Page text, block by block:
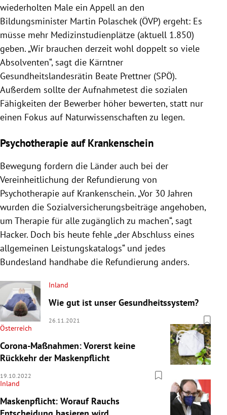
wiederholten Male ein Appell an den
Bildungsminister Martin Polaschek (ÖVP) ergeht: Es
müsse mehr Medizinstudienplätze (aktuell 1.850)
geben. „Wir brauchen derzeit wohl doppelt so viele
Absolventen“, sagt die Kärntner
Gesundheitslandesrätin Beate Prettner (SPÖ).
Außerdem sollte der Aufnahmetest die sozialen
Fähigkeiten der Bewerber höher bewerten, statt nur
einen Fokus auf Naturwissenschaften zu legen.
Psychotherapie auf Krankenschein
Bewegung fordern die Länder auch bei der
Vereinheitlichung der Refundierung von
Psychotherapie auf Krankenschein. „Vor 30 Jahren
wurden die Sozialversicherungsbeiträge angehoben,
um Therapie für alle zugänglich zu machen“, sagt
Hacker. Doch bis heute fehle „der Abschluss eines
allgemeinen Leistungskatalogs“ und jedes
Bundesland handhabe die Refundierung anders.
Inland
Wie gut ist unser Gesundheitssystem?
26.11.2021
Österreich
Corona-Maßnahmen: Vorerst keine
Rückkehr der Maskenpflicht
19.10.2022
Inland
Maskenpflicht: Worauf Rauchs